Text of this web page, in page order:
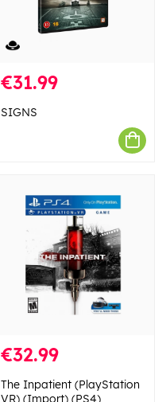
€31.99
SIGNS
€32.99
The Inpatient (PlayStation
VR) (Import) (PS4)